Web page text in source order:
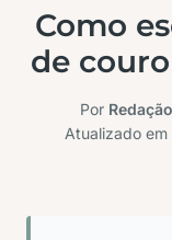
Como
de
Por
Atualizado em